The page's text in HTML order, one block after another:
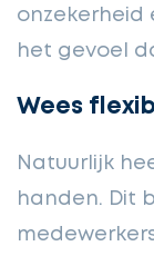
onzekerheid
het gevoel
Wees
Natuurlijk
handen. Dit